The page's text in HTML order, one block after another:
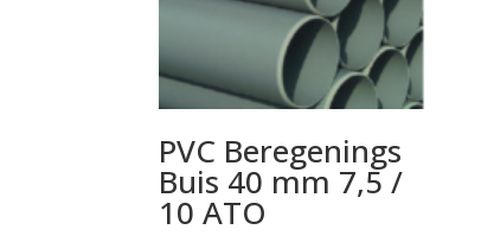
PVC Beregenings
Buis 40 mm 7,5 /
10 ATO